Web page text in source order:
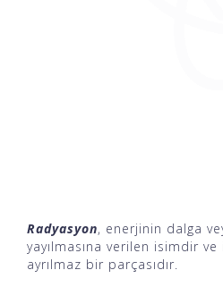
Radyasyon, enerjinin dalga
yayılmasına verilen isimdir ve
ayrılmaz bir parçasıdır.